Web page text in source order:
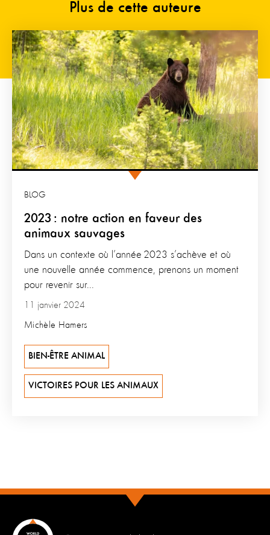
Plus de cette auteure
2023 : notre action en faveur des
animaux sauvages
BLOG
11 janvier 2024
Michèle Hamers
Dans un contexte où l’année 2023 s’achève et où
une nouvelle année commence, prenons un moment
pour revenir sur...
BIEN-ÊTRE ANIMAL
VICTOIRES POUR LES ANIMAUX